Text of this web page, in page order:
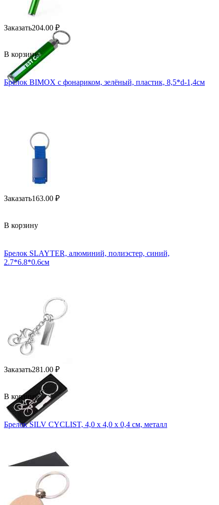
Заказать204.00 ₽
В корзину
Брелок BIMOX с фонариком, зелёный, пластик, 8,5*d-1,4см
Заказать163.00 ₽
В корзину
Брелок SLAYTER, алюминий, полиэстер, синий,
2.7*6.8*0.6см
Заказать281.00 ₽
В корзину
Брелок SILV CYCLIST, 4,0 x 4,0 x 0,4 см, металл